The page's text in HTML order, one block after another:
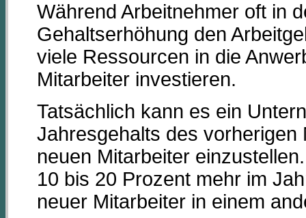
Während Arbeitnehmer oft in
Gehaltserhöhung den
viele Ressourcen in die
Mitarbeiter investieren.
Tatsächlich kann es ein
Jahresgehalts des
neuen Mitarbeiter
10 bis 20 Prozent mehr im
neuer Mitarbeiter in einem